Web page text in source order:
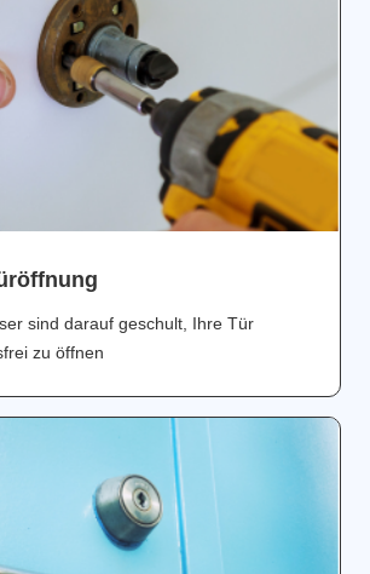
sind darauf geschult, Ihre Tür
zu öffnen